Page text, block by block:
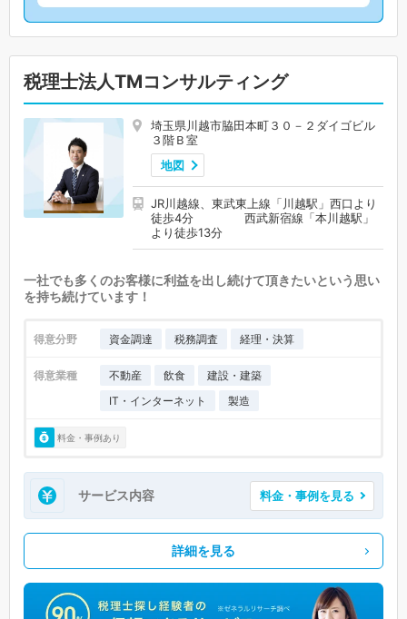
税理士法人TMコンサルティング
埼玉県川越市脇田本町３０－２ダイゴビル
３階Ｂ室
地図
JR川越線、東武東上線「川越駅」西口より
徒歩4分 西武新宿線「本川越駅」
より徒歩13分
一社でも多くのお客様に利益を出し続けて頂きたいという思い
を持ち続けています！
得意分野 資金調達 税務調査 経理・決算
得意業種 不動産 飲食
建設・建築
IT・インターネット
製造
料金・事例あり
サービス内容 料金・事例を見る
詳細を見る